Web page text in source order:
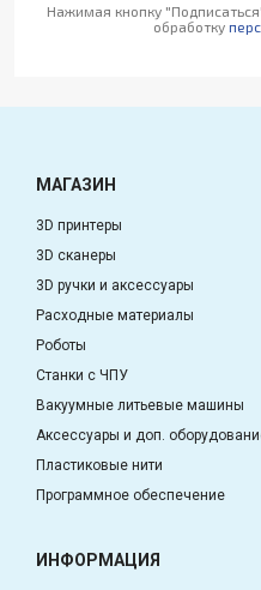
Нажимая кнопку
обработку
МАГАЗИН
3D принтеры
3D сканеры
3D ручки и аксессуары
Расходные материалы
Роботы
Станки с ЧПУ
Вакуумные литьевые машины
Аксессуары и доп.
Пластиковые нити
Программное обеспечение
ИНФОРМАЦИЯ